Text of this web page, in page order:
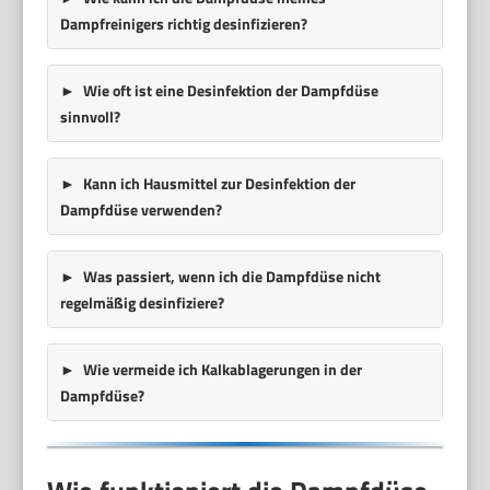
Dampfreinigers richtig desinfizieren?
Wie oft ist eine Desinfektion der Dampfdüse
sinnvoll?
Kann ich Hausmittel zur Desinfektion der
Dampfdüse verwenden?
Was passiert, wenn ich die Dampfdüse nicht
regelmäßig desinfiziere?
Wie vermeide ich Kalkablagerungen in der
Dampfdüse?